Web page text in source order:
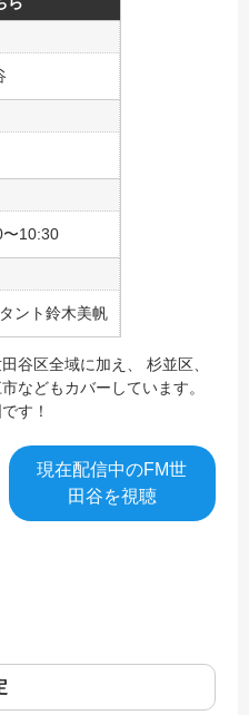
10:30
ント鈴木美帆
谷区全域に加え、 杉並区、
などもカバーしています。
す！
現在配信中のFM世
田谷を視聴